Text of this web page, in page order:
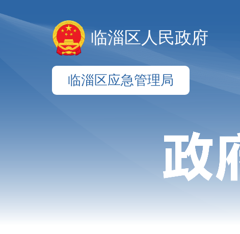
临淄区人民政府
临淄区应急管理局